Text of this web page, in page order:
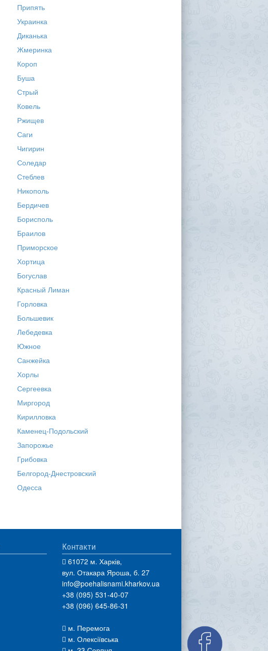
Припять
Украинка
Диканька
Жмеринка
Короп
Буша
Стрый
Ковель
Ржищев
Саги
Чигирин
Соледар
Стеблев
Никополь
Бердичев
Борисполь
Браилов
Приморское
Хортица
Богуслав
Красный Лиман
Горловка
Большевик
Лебедевка
Южное
Санжейка
Хорлы
Сергеевка
Миргород
Кирилловка
Каменец-Подольский
Запорожье
Грибовка
Белгород-Днестровский
Одесса
Контакти
61072 м. Харків,
вул. Отакара Яроша, б. 27
info@poehalisnami.kharkov.ua
+38 (095) 531-40-07
+38 (096) 645-86-31
м. Перемога
м. Олексіївська